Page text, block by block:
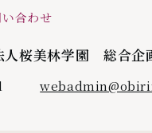
合わせ
人桜美林学園 総合